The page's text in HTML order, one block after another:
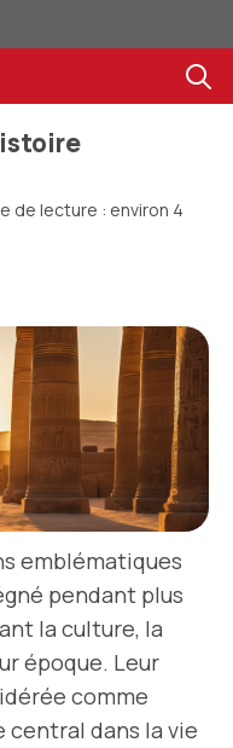
de lecture : environ 4
emblématiques
pendant plus
la culture, la
époque. Leur
comme
central dans la vie